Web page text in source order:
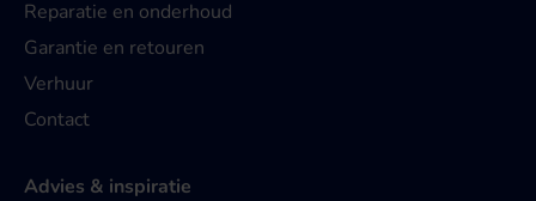
Reparatie en onderhoud
Garantie en retouren
Verhuur
Contact
Advies & inspiratie